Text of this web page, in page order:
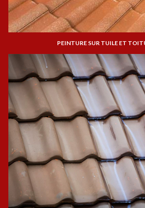
PEINTURE SUR TUILE ET